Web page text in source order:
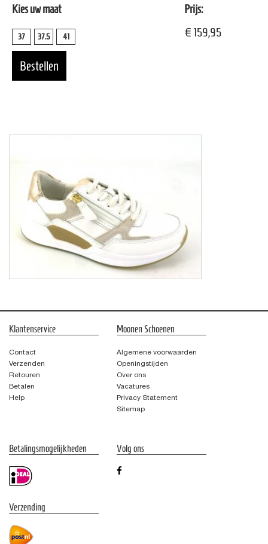
Kies uw maat
37 37.5 41
Prijs:
€ 159,95
Klantenservice
Contact
Verzenden
Retouren
Betalen
Help
Moonen Schoenen
Algemene voorwaarden
Openingstijden
Over ons
Vacatures
Privacy Statement
Sitemap
Betalingsmogelijkheden
Verzending
Volg ons